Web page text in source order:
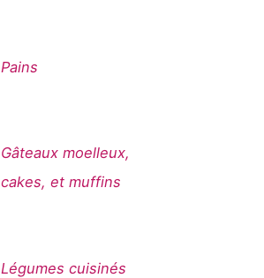
Pains
Gâteaux moelleux,
cakes, et muffins
Légumes cuisinés